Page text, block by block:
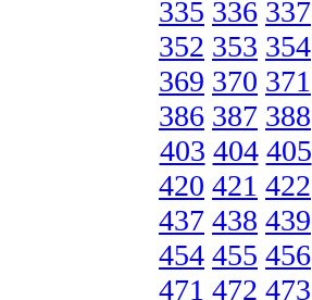
335 336 337
352 353 354
369 370 371
386 387 388
403 404 405
420 421 422
437 438 439
454 455 456
471 472 473